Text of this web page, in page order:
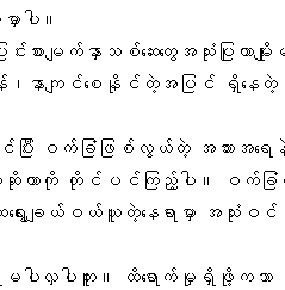
ပါ။
းမျက်နှာသစ်ဆေးတွေအသုံးပြုတာမ
ြန်း၊နာကျင်စေနိုင်တဲ့အပြင် ရှိနေ
ပြီး ဝက်ခြံဖြစ်လွယ်တဲ့ အသားအ
တာကို တိုင်ပင်ကြည့်ပါ။ ဝက်ခြံ
းချယ်ဝယ်ယူတဲ့နေရာမှာ အသုံး
မပါလှပါဘူး။ ထိရောက်မှုရှိဖို့ကသာ